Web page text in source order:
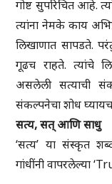
गोष्ट सुपरिचित आहे.
त्यांना नेमके काय अभिप्रेत होते? या प्रश्नाला बरेच
लिखाणात सापडते.
गूढच राहते. त्यांचे
असलेली सत्याची
संकल्पनेचा शोध
सत्य, सत् आणि साधु
‘सत्य’ या संस्कृत
गांधींनी वापरलेल्या